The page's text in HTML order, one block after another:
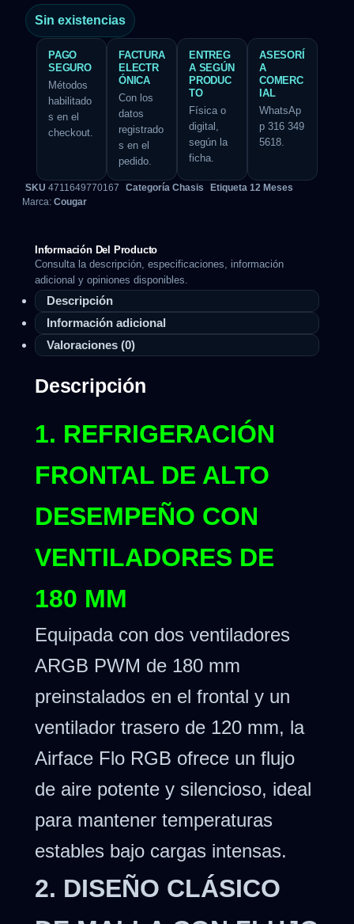
Sin existencias
PAGO
SEGURO
Métodos
habilitado
s en el
checkout.
FACTURA
ELECTR
ÓNICA
Con los
datos
registrado
s en el
pedido.
ENTREG
A SEGÚN
PRODUC
TO
Física o
digital,
según la
ficha.
ASESORÍ
A
COMERC
IAL
WhatsAp
p 316 349
5618.
SKU 4711649770167 Categoría Chasis Etiqueta 12 Meses
Marca: Cougar
Información Del Producto
Consulta la descripción, especificaciones, información
adicional y opiniones disponibles.
Descripción
Información adicional
Valoraciones (0)
Descripción
1. REFRIGERACIÓN
FRONTAL DE ALTO
DESEMPEÑO CON
VENTILADORES DE
180 MM
Equipada con dos ventiladores
ARGB PWM de 180 mm
preinstalados en el frontal y un
ventilador trasero de 120 mm, la
Airface Flo RGB ofrece un flujo
de aire potente y silencioso, ideal
para mantener temperaturas
estables bajo cargas intensas.
2. DISEÑO CLÁSICO